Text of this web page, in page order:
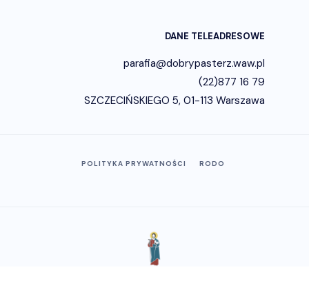
DANE TELEADRESOWE
parafia@dobrypasterz.waw.pl
(22)877 16 79
SZCZECIŃSKIEGO 5, 01-113 Warszawa
POLITYKA PRYWATNOŚCI RODO